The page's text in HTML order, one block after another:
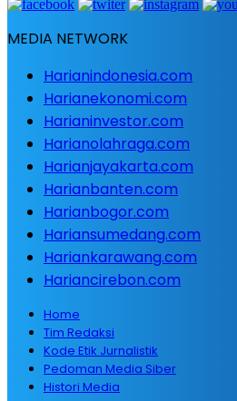
MEDIA NETWORK
Harianindonesia.com
Harianekonomi.com
Harianinvestor.com
Harianolahraga.com
Harianjayakarta.com
Harianbanten.com
Harianbogor.com
Hariansumedang.com
Hariankarawang.com
Hariancirebon.com
Home
Tim Redaksi
Kode Etik Jurnalistik
Pedoman Media Siber
Histori Media